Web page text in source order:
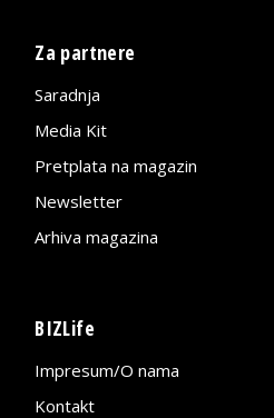
Za partnere
Saradnja
Media Kit
Pretplata na magazin
Newsletter
Arhiva magazina
BIZLife
Impresum/O nama
Kontakt